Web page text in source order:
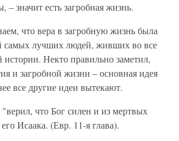
значит есть загробная жизнь.
что вера в загробную жизнь была
самых лучших людей, живших во все
истории. Некто правильно заметил,
и загробной жизни – основная идея
все другие идеи вытекают.
что Бог силен и из мертвых
Исаака. (Евр. 11-я глава).